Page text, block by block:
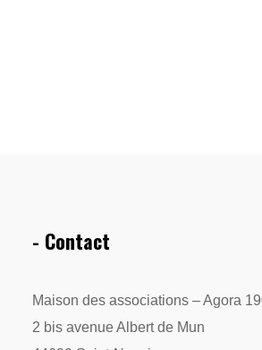
- Contact
Maison des associations – Agora
2 bis avenue Albert de Mun